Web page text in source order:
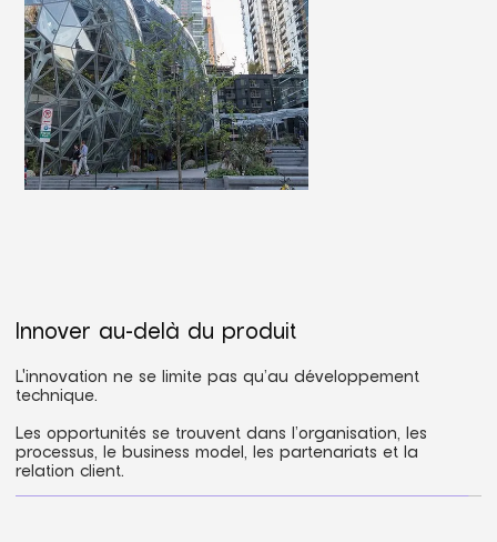
Innover au-delà du produit
L'innovation ne se limite pas qu’au développement
technique.
Les opportunités se trouvent dans l’organisation, les
processus, le business model, les partenariats et la
relation client.